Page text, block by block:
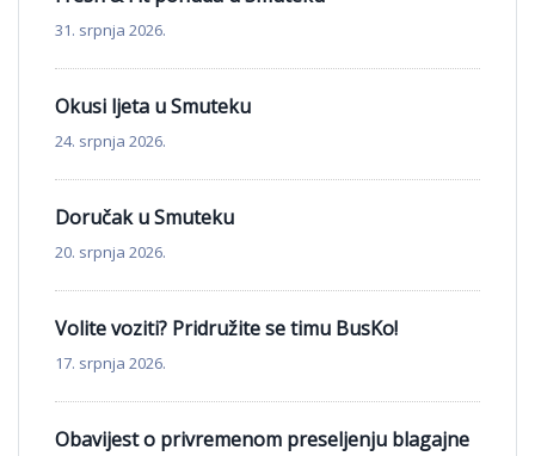
31. srpnja 2026.
Okusi ljeta u Smuteku
24. srpnja 2026.
Doručak u Smuteku
20. srpnja 2026.
Volite voziti? Pridružite se timu BusKo!
17. srpnja 2026.
Obavijest o privremenom preseljenju blagajne